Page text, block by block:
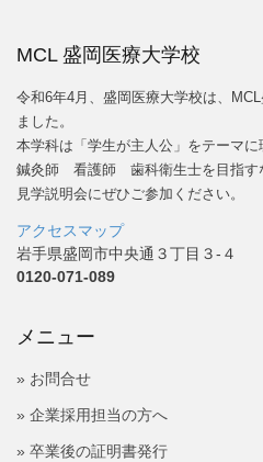
MCL 盛岡医療大学校
令和6年4月、盛岡医療大学校は、
ました。
本学科は「学生が主人公」をテーマ
鍼灸師 看護師 歯科衛生士を目指す
見学説明会にぜひご参加ください。
アクセスマップ
岩手県盛岡市中央通３丁目３-４
0120-071-089
メニュー
» お問合せ
» 企業採用担当の方へ
» 卒業後の証明書発行